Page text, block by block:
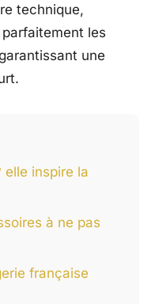
technique,
les
une
elle inspire la
à ne pas
française